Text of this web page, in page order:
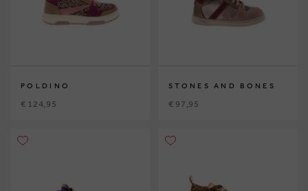
POLDINO
€ 124,95
STONES AND BONES
€ 97,95